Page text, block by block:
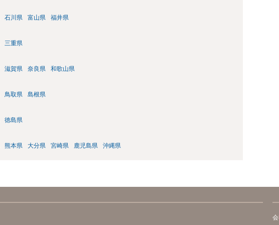
石川県 富山県 福井県
三重県
滋賀県 奈良県 和歌山県
鳥取県 島根県
徳島県
熊本県 大分県 宮崎県 鹿児島県 沖縄県